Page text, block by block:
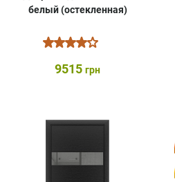
белый (остекленная)
9515 грн